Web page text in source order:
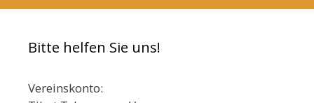
Bitte helfen Sie uns!
Vereinskonto: